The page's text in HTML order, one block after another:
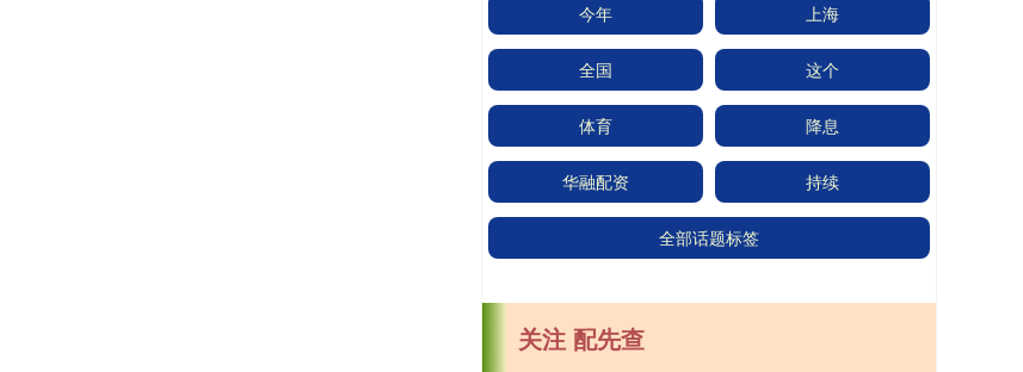
今年 上海
全国 这个
体育 降息
华融配资 持续
全部话题标签
关注 配先查